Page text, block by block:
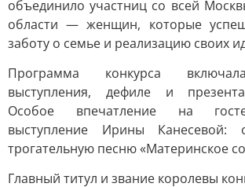
объединило участниц со всей
области — женщин, которые
заботу о семье и реализацию своих
Программа конкурса
выступления, дефиле и
Особое впечатление на
выступление Ирины Канесевой:
трогательную песню «Материнское
Главный титул и звание королевы